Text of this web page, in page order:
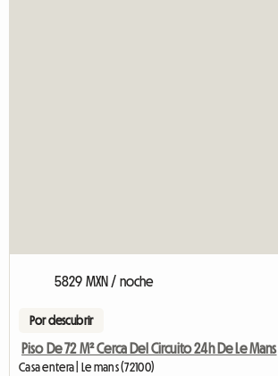
5829 MXN / noche
Por descubrir
Piso De 72 M² Cerca Del Circuito 24h De Le Mans
Casa entera | Le mans (72100)